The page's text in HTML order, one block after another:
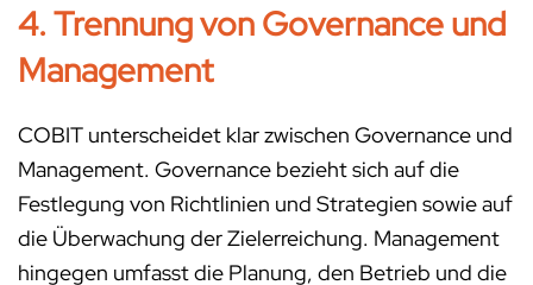
4. Trennung von Governance und
Management
COBIT unterscheidet klar zwischen Governance und
Management. Governance bezieht sich auf die
Festlegung von Richtlinien und Strategien sowie auf
die Überwachung der Zielerreichung. Management
hingegen umfasst die Planung, den Betrieb und die